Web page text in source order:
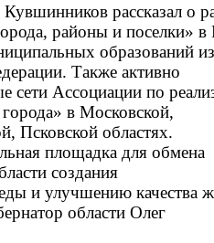
рассказал о
районы и поселки» в
образований
Также активно
сети Ассоциации по
в Московской,
Псковской областях.
площадка для обмена
создания
и улучшению качества
области Олег